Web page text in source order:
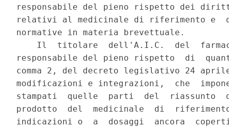
responsabile del pieno rispetto dei
relativi al medicinale di riferimento e
normative in materia brevettuale.
Il  titolare  dell'A.I.C.  del
responsabile del pieno rispetto  di
comma 2, del decreto legislativo 24
modificazioni e integrazioni,  che
stampati  quelle  parti  del  riassunto
prodotto  del  medicinale  di
indicazioni o  a  dosaggi  ancora